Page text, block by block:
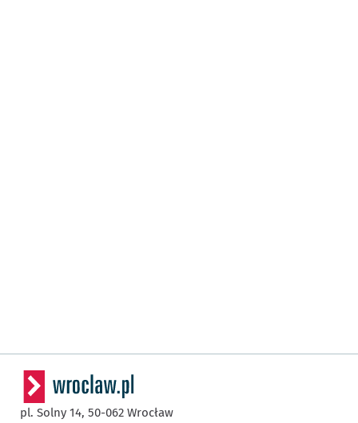
pl. Solny 14, 50-062 Wrocław